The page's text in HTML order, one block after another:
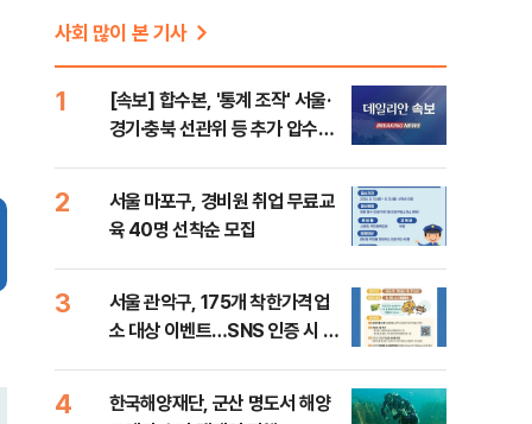
사회 많이 본 기사
1
[속보] 합수본, '통계 조작' 서울·
경기·충북 선관위 등 추가 압수수
2
서울 마포구, 경비원 취업 무료교
육 40명 선착순 모집
3
서울 관악구, 175개 착한가격업
소 대상 이벤트…SNS 인증 시 상
4
한국해양재단, 군산 명도서 해양